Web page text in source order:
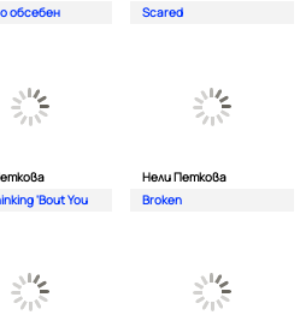
обсебен
Scared
'Bout You
Нели Петкова
Broken